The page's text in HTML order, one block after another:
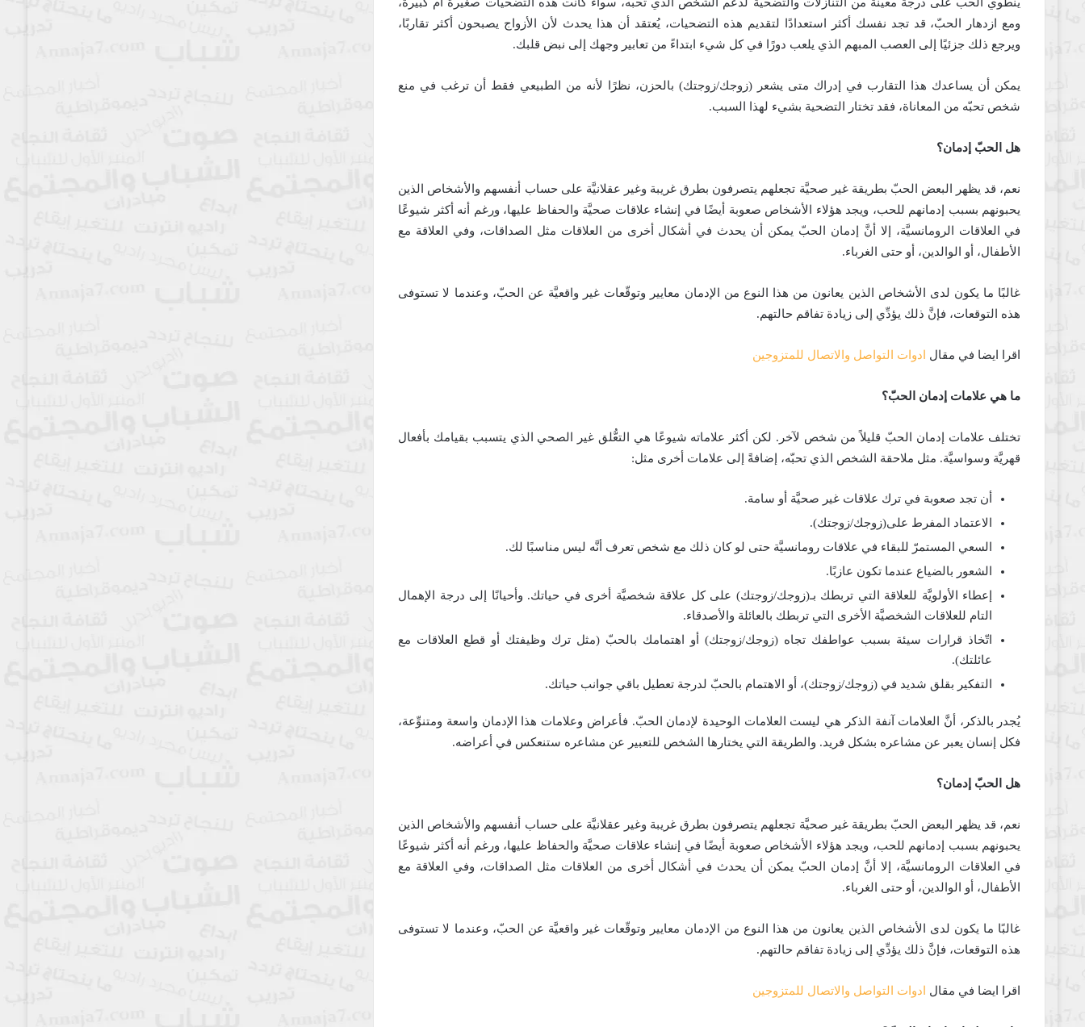
ينطوي الحبّ على درجة معينة من التنازلات والتضحيَّة لدعم الشخص الذي تحبّه، سواء كانت هذه التضحيات صغيرة أم كبيرة،
ومع ازدهار الحبّ، قد تجد نفسك أكثر استعدادًا لتقديم هذه التضحيات، يُعتقد أن هذا يحدث لأن الأزواج يصبحون أكثر تقاربًا،
ويرجع ذلك جزئيًا إلى العصب المبهم الذي يلعب دورًا في كل شيء ابتداءً من تعابير وجهك إلى نبض قلبك.
يمكن أن يساعدك هذا التقارب في إدراك متى يشعر (زوجك/زوجتك) بالحزن، نظرًا لأنه من الطبيعي فقط أن ترغب في منع
شخص تحبّه من المعاناة، فقد تختار التضحية بشيء لهذا السبب.
هل الحبّ إدمان؟
نعم، قد يظهر البعض الحبّ بطريقة غير صحيَّة تجعلهم يتصرفون بطرق غريبة وغير عقلانيَّة على حساب أنفسهم والأشخاص الذين
يحبونهم بسبب إدمانهم للحب، ويجد هؤلاء الأشخاص صعوبة أيضًا في إنشاء علاقات صحيَّة والحفاظ عليها، ورغم أنه أكثر شيوعًا
في العلاقات الرومانسيَّة، إلا أنَّ إدمان الحبّ يمكن أن يحدث في أشكال أخرى من العلاقات مثل الصداقات، وفي العلاقة مع
الأطفال، أو الوالدين، أو حتى الغرباء.
غالبًا ما يكون لدى الأشخاص الذين يعانون من هذا النوع من الإدمان معايير وتوقّعات غير واقعيَّة عن الحبّ، وعندما لا تستوفى
هذه التوقعات، فإنَّ ذلك يؤدِّي إلى زيادة تفاقم حالتهم.
اقرا ايضا في مقال ادوات التواصل والاتصال للمتزوجين
ما هي علامات إدمان الحبّ؟
تختلف علامات إدمان الحبّ قليلاً من شخص لآخر. لكن أكثر علاماته شيوعًا هي التعُّلق غير الصحي الذي يتسبب بقيامك بأفعال
قهريَّة وسواسيَّة. مثل ملاحقة الشخص الذي تحبّه، إضافةً إلى علامات أخرى مثل:
أن تجد صعوبة في ترك علاقات غير صحيَّة أو سامة.
الاعتماد المفرط على(زوجك/زوجتك).
السعي المستمرّ للبقاء في علاقات رومانسيَّة حتى لو كان ذلك مع شخص تعرف أنَّه ليس مناسبًا لك.
الشعور بالضياع عندما تكون عازبًا.
إعطاء الأولويَّة للعلاقة التي تربطك بـ(زوجك/زوجتك) على كل علاقة شخصيَّة أخرى في حياتك. وأحيانًا إلى درجة الإهمال
التام للعلاقات الشخصيَّة الأخرى التي تربطك بالعائلة والأصدقاء.
اتّخاذ قرارات سيئة بسبب عواطفك تجاه (زوجك/زوجتك) أو اهتمامك بالحبّ (مثل ترك وظيفتك أو قطع العلاقات مع
عائلتك).
التفكير بقلق شديد في (زوجك/زوجتك)، أو الاهتمام بالحبّ لدرجة تعطيل باقي جوانب حياتك.
يُجدر بالذكر، أنَّ العلامات آنفة الذكر هي ليست العلامات الوحيدة لإدمان الحبّ. فأعراض وعلامات هذا الإدمان واسعة ومتنوِّعة،
فكل إنسان يعبر عن مشاعره بشكل فريد. والطريقة التي يختارها الشخص للتعبير عن مشاعره ستنعكس في أعراضه.
هل الحبّ إدمان؟
نعم، قد يظهر البعض الحبّ بطريقة غير صحيَّة تجعلهم يتصرفون بطرق غريبة وغير عقلانيَّة على حساب أنفسهم والأشخاص الذين
يحبونهم بسبب إدمانهم للحب، ويجد هؤلاء الأشخاص صعوبة أيضًا في إنشاء علاقات صحيَّة والحفاظ عليها، ورغم أنه أكثر شيوعًا
في العلاقات الرومانسيَّة، إلا أنَّ إدمان الحبّ يمكن أن يحدث في أشكال أخرى من العلاقات مثل الصداقات، وفي العلاقة مع
الأطفال، أو الوالدين، أو حتى الغرباء.
غالبًا ما يكون لدى الأشخاص الذين يعانون من هذا النوع من الإدمان معايير وتوقّعات غير واقعيَّة عن الحبّ، وعندما لا تستوفى
هذه التوقعات، فإنَّ ذلك يؤدِّي إلى زيادة تفاقم حالتهم.
اقرا ايضا في مقال ادوات التواصل والاتصال للمتزوجين